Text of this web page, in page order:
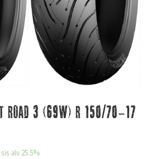
3 (69W) R 150/70-17
sis alv 25.5%